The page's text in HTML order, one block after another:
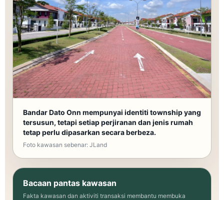
Bandar Dato Onn mempunyai identiti township yang
tersusun, tetapi setiap perjiranan dan jenis rumah
tetap perlu dipasarkan secara berbeza.
Foto kawasan sebenar: JLand
Bacaan pantas kawasan
Fakta kawasan dan aktiviti transaksi membantu membuka